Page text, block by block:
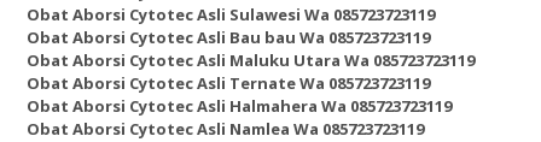
Obat Aborsi Cytotec Asli Sulawesi Wa 085723723119
Obat Aborsi Cytotec Asli Bau bau Wa 085723723119
Obat Aborsi Cytotec Asli Maluku Utara Wa 085723723119
Obat Aborsi Cytotec Asli Ternate Wa 085723723119
Obat Aborsi Cytotec Asli Halmahera Wa 085723723119
Obat Aborsi Cytotec Asli Namlea Wa 085723723119